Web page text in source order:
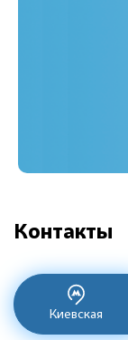
Контакты
Киевская